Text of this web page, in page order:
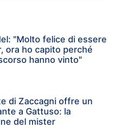
"Molto felice di essere
ora ho capito perché
hanno vinto"
di Zaccagni offre un
a Gattuso: la
del mister